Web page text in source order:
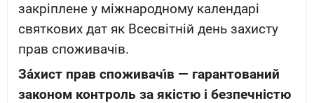
закріплене у міжнародному календарі
святкових дат як Всесвітній день захисту
прав споживачів.
За́хист прав споживачі́в — гарантований
законом контроль за якістю і безпечністю